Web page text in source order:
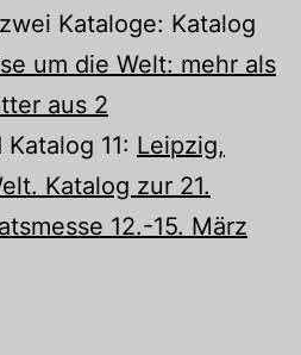
Kataloge: Katalog
um die Welt: mehr als
aus 2
Katalog 11: Leipzig,
Katalog zur 21.
12.-15. März